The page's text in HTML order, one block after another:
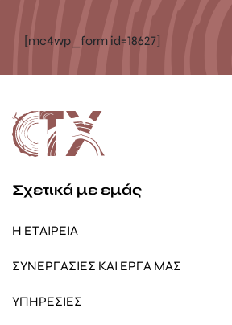
[mc4wp_form id=18627]
Σχετικά με εμάς
Η ΕΤΑΙΡΕΙΑ
ΣΥΝΕΡΓΑΣΙΕΣ ΚΑΙ ΕΡΓΑ ΜΑΣ
ΥΠΗΡΕΣΙΕΣ